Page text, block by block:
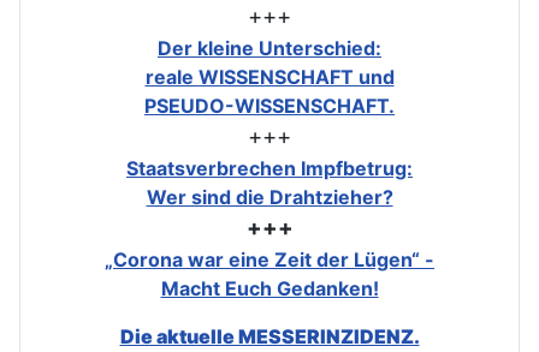
+++
Der kleine Unterschied:
reale WISSENSCHAFT und
PSEUDO-WISSENSCHAFT.
+++
Staatsverbrechen Impfbetrug:
Wer sind die Drahtzieher?
+++
„Corona war eine Zeit der Lügen“ -
Macht Euch Gedanken!
Die aktuelle MESSERINZIDENZ.